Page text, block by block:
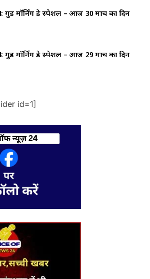
माॅर्निंग डे स्पेशल – आज 30 मार्च का दिन
माॅर्निंग डे स्पेशल – आज 29 मार्च का दिन
id=1]